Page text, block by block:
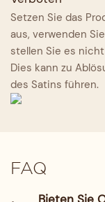
Setzen Sie das
aus, verwenden
stellen Sie es
Dies kann zu
des Satins führen.
FAQ